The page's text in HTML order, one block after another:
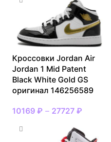
Кроссовки Jordan Air
Jordan 1 Mid Patent
Black White Gold GS
оригинал 146256589
10169 ₽ – 27727 ₽